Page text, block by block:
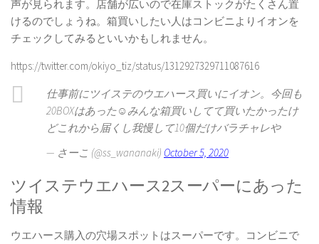
声が見られます。店舗が広いので在庫ストックがたくさん置
けるのでしょうね。箱買いしたい人はコンビニよりイオンを
チェックしてみるといいかもしれません。
https://twitter.com/okiyo_tiz/status/1312927329711087616
仕事前にツイステのウエハース買いにイオン。今回も
20BOXはあった☺︎みんな箱買いしてて買いたかったけ
どこれから届くし我慢して10個だけバラチャレや
— さーこ (@ss_wananaki) October 5, 2020
ツイステウエハース2スーパーにあった
情報
ウエハース購入の穴場スポットはスーパーです。コンビニで